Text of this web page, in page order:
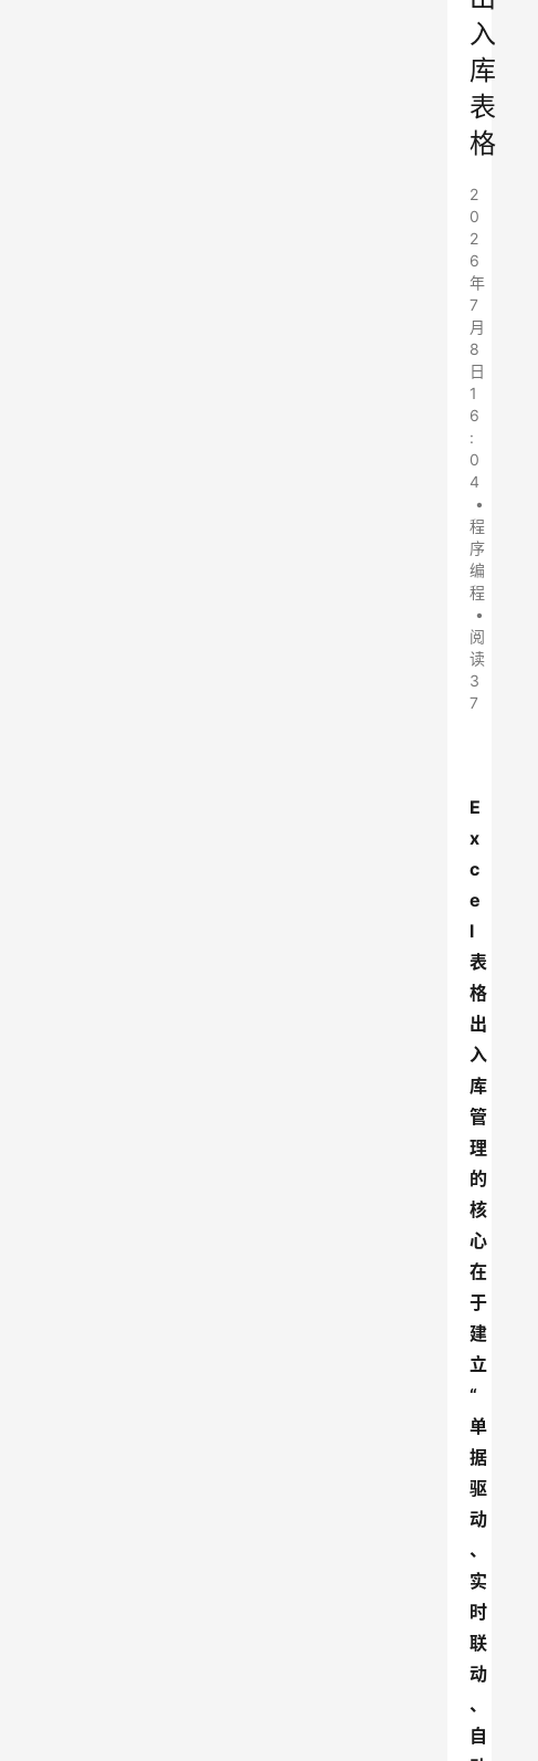
入
库
表
格
2
0
2
6
年
7
月
8
日
1
6
:
0
4
•
程
序
编
程
•
阅
读
3
7
E
x
c
e
l
表
格
出
入
库
管
理
的
核
心
在
于
建
立
“
单
据
驱
动
、
实
时
联
动
、
自